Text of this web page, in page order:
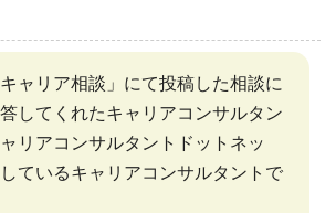
キャリア相談」にて投稿した相談に
してくれたキャリアコンサルタン
リアコンサルタントドットネッ
しているキャリアコンサルタントで